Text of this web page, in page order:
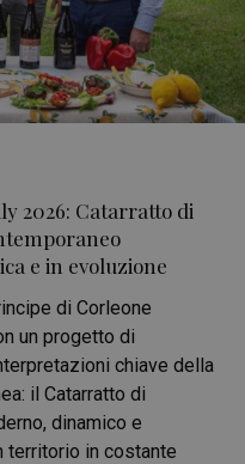
2026: Catarratto di
e in evoluzione
di Corleone
un progetto di
chiave della
il Catarratto di
dinamico e
territorio in costante